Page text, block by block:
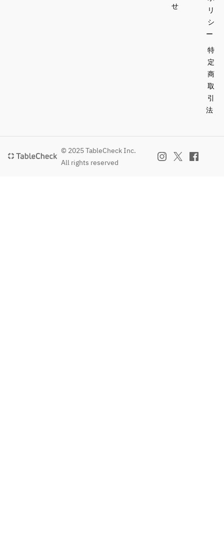
せ
リ
シ
ー
特
定
商
取
引
法
© 2025 TableCheck Inc.
All rights reserved